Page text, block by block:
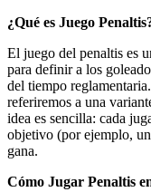
¿Qué es Juego
El juego del penaltis es
para definir a los
del tiempo
referiremos a una
idea es sencilla: cada
objetivo (por ejemplo,
gana.
Cómo Jugar Penaltis